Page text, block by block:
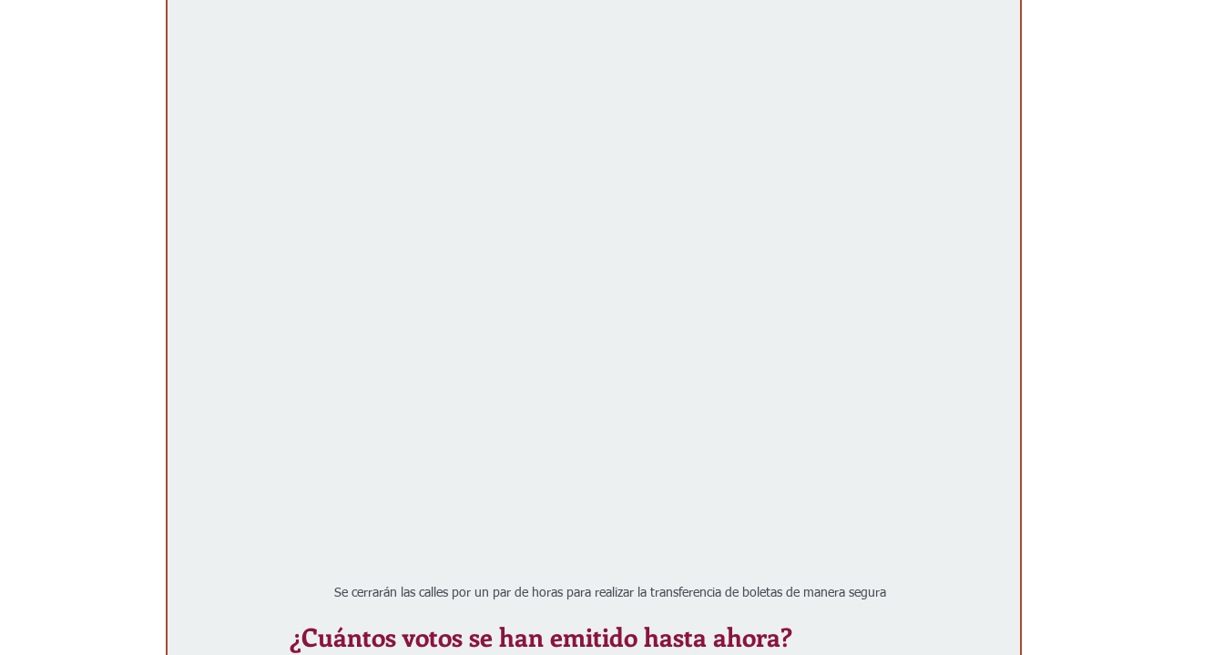
Se cerrarán las calles por un par de horas para realizar la transferencia de boletas de manera segura
¿Cuántos votos se han emitido hasta ahora?